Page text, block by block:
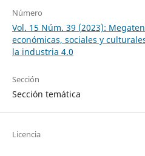
Número
Vol. 15 Núm. 39 (2023):
económicas, sociales y
la industria 4.0
Sección
Sección temática
Licencia